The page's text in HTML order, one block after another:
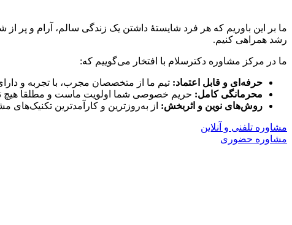
ما بر این باوریم که هر فرد شایستهٔ داشتن یک زندگی سالم، آرام و پر
رشد همراهی کنیم.
ما در مرکز مشاوره دکترسلام با افتخار می‌گوییم که:
حرفه‌ای و قابل اعتماد: تیم ما از متخصصان مجرب، با تجربه و
محرمانگی کامل: حریم خصوصی شما اولویت ماست و مطلقا هیچ
روش‌های نوین و اثربخش: از به‌روزترین و کارآمدترین تکنیک‌های
مشاوره تلفنی و آنلاین
مشاوره حضوری